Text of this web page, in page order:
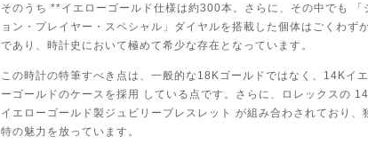
そのうち **イエローゴールド仕様は約300本。さらに、その中でも 「
ョン・プレイヤー・スペシャル」ダイヤルを搭載した個体はごくわず
であり、時計史において極めて希少な存在となっています。
この時計の特筆すべき点は、一般的な18Kゴールドではなく、14Kイ
ーゴールドのケースを採用 している点です。さらに、ロレックスの
イエローゴールド製ジュビリーブレスレット が組み合わされており、
特の魅力を放っています。